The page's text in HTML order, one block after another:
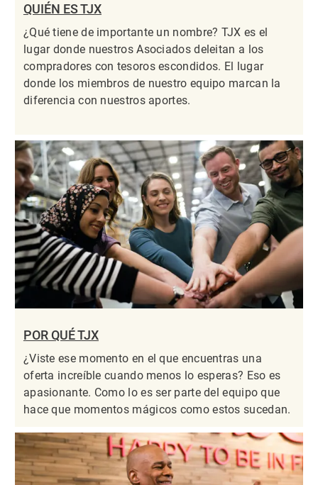
QUIÉN ES TJX
¿Qué tiene de importante un nombre? TJX es el
lugar donde nuestros Asociados deleitan a los
compradores con tesoros escondidos. El lugar
donde los miembros de nuestro equipo marcan la
diferencia con nuestros aportes.
POR QUÉ TJX
¿Viste ese momento en el que encuentras una
oferta increíble cuando menos lo esperas? Eso es
apasionante. Como lo es ser parte del equipo que
hace que momentos mágicos como estos sucedan.